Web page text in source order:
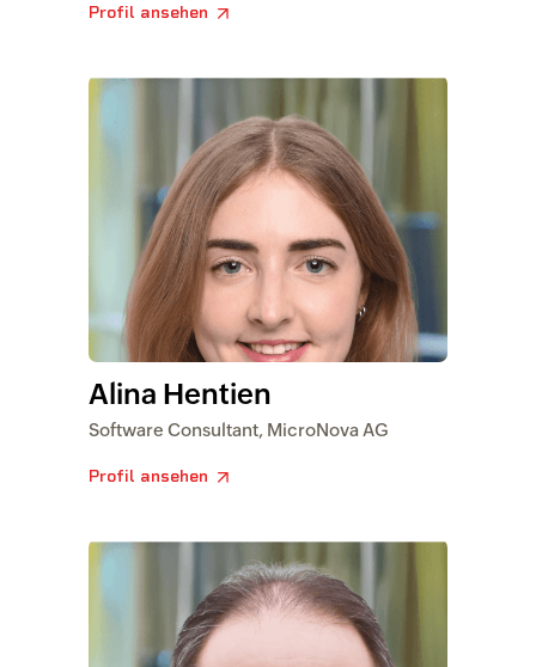
Profil ansehen
Alina Hentien
Software Consultant, MicroNova AG
Profil ansehen